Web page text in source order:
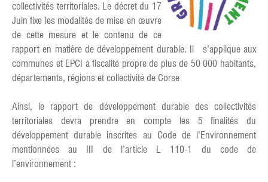
collectivités territoriales. Le décret du 17
Juin fixe les modalités de mise en œuvre
de cette mesure et le contenu de ce
rapport en matière de développement durable. Il s’applique aux
communes et EPCI à fiscalité propre de plus de 50 000 habitants,
départements, régions et collectivité de Corse
Ainsi, le rapport de développement durable des collectivités
territoriales devra prendre en compte les 5 finalités du
développement durable inscrites au Code de l’Environnement
mentionnées au III de l’article L 110-1 du code de
l’environnement :